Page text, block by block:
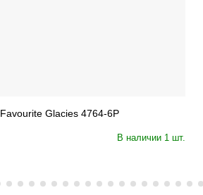
Потолочная люстра Favourite Glacies 4764-6P
В наличии 1 шт.